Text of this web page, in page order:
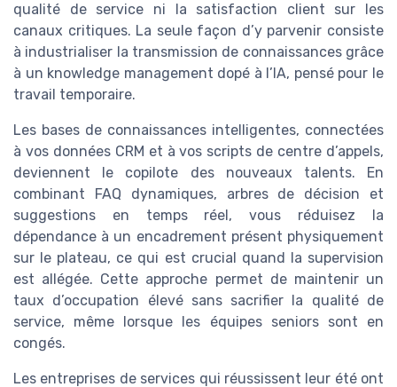
qualité de service ni la satisfaction client sur les
canaux critiques. La seule façon d’y parvenir consiste
à industrialiser la transmission de connaissances grâce
à un knowledge management dopé à l’IA, pensé pour le
travail temporaire.
Les bases de connaissances intelligentes, connectées
à vos données CRM et à vos scripts de centre d’appels,
deviennent le copilote des nouveaux talents. En
combinant FAQ dynamiques, arbres de décision et
suggestions en temps réel, vous réduisez la
dépendance à un encadrement présent physiquement
sur le plateau, ce qui est crucial quand la supervision
est allégée. Cette approche permet de maintenir un
taux d’occupation élevé sans sacrifier la qualité de
service, même lorsque les équipes seniors sont en
congés.
Les entreprises de services qui réussissent leur été ont